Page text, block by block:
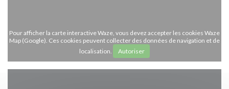
Pour afficher la carte interactive Waze, vous devez accepter les cookies Waze
Map (Google). Ces cookies peuvent collecter des données de navigation et de
localisation.
Autoriser